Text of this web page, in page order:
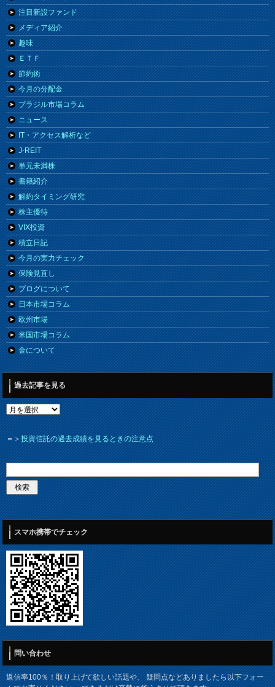
注目新設ファンド
メディア紹介
趣味
ＥＴＦ
節約術
今月の分配金
ブラジル市場コラム
ニュース
IT・アクセス解析など
J-REIT
単元未満株
書籍紹介
解約タイミング研究
株主優待
VIX投資
積立日記
今月の実力チェック
保険見直し
ブログについて
日本市場コラム
欧州市場
米国市場コラム
金について
過去記事を見る
＝＞投資信託の過去成績を見るときの注意点
スマホ携帯でチェック
問い合わせ
返信率100％！取り上げて欲しい話題や、 疑問点などありましたら以下フォー